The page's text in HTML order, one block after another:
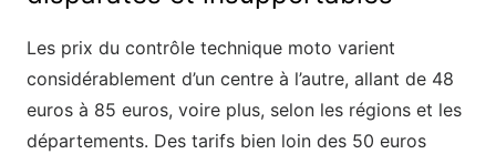
Les prix du contrôle technique moto varient
considérablement d’un centre à l’autre, allant de 48
euros à 85 euros, voire plus, selon les régions et les
départements. Des tarifs bien loin des 50 euros